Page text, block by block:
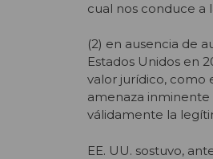
cual nos conduce a
(2) en ausencia de
Estados Unidos en
valor jurídico, como
amenaza inminente
válidamente la
EE. UU. sostuvo,